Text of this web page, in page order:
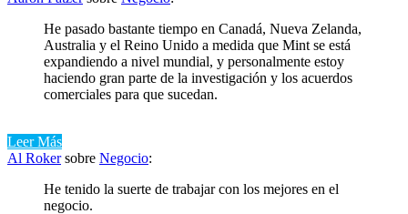
He pasado bastante tiempo en Canadá, Nueva Zelanda,
Australia y el Reino Unido a medida que Mint se está
expandiendo a nivel mundial, y personalmente estoy
haciendo gran parte de la investigación y los acuerdos
comerciales para que sucedan.
Leer Más
Al Rokersobre Negocio:
He tenido la suerte de trabajar con los mejores en el
negocio.